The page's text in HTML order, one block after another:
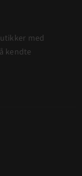
med
kendte